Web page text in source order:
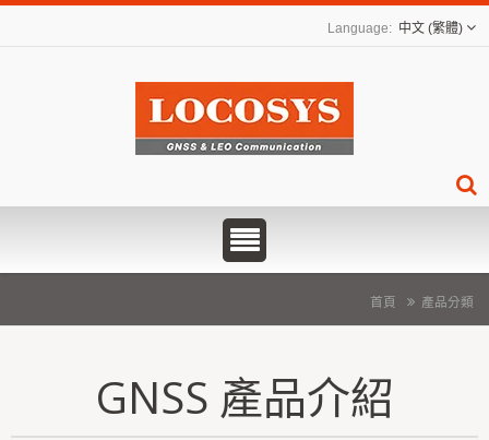
中文 (繁體)
首頁 產品分類
GNSS 產品介紹